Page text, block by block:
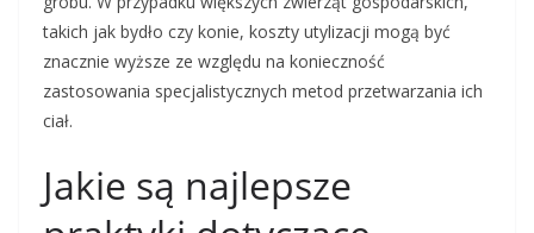
takich jak bydło czy konie, koszty utylizacji mogą być
znacznie wyższe ze względu na konieczność
zastosowania specjalistycznych metod przetwarzania ich
ciał.
Jakie są najlepsze